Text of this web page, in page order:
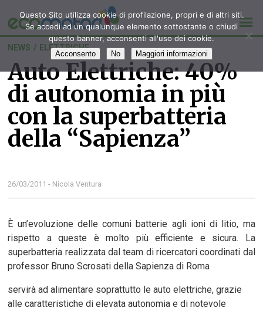
NEWS / ELETTRICHE
Auto Elettriche: 40%
di autonomia in più
con la superbatteria
della “Sapienza”
26/03/2011 - Nicola Ventura
È un’evoluzione delle comuni batterie agli ioni di litio, ma
rispetto a queste è molto più efficiente e sicura. La
superbatteria realizzata dal team di ricercatori coordinati dal
professor Bruno Scrosati della Sapienza di Roma
servirà ad alimentare soprattutto le auto elettriche, grazie
alle caratteristiche di elevata autonomia e di notevole
Questo Sito utilizza cookie di profilazione, propri e di altri siti.
Se accedi ad un qualunque elemento sottostante o chiudi
questo banner, acconsenti all'uso dei cookie.
Acconsento No Maggiori informazioni